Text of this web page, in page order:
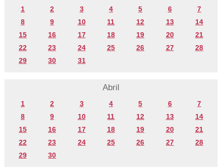
1 2 3 4 5 6
7
8
9 10 11 12 13
14
15
16 17 18 19 20
21
22
23 24 25 26 27
28
29
30 31
Abril
1 2 3 4 5 6
7
8
9 10 11 12 13
14
15
16 17 18 19 20
21
22
23 24 25 26 27
28
29
30